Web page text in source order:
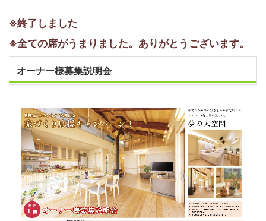
※終了しました
※全ての席がうまりました。ありがとうございます。
オーナー様募集説明会